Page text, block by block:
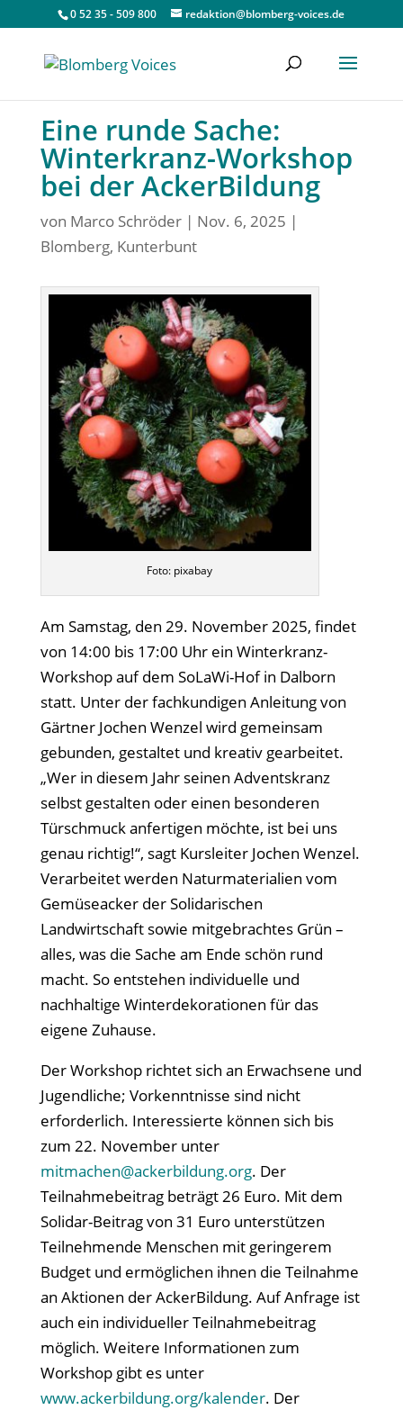
0 52 35 - 509 800 redaktion@blomberg-voices.de
Eine runde Sache:
Winterkranz-Workshop
bei der AckerBildung
von Marco Schröder| Nov. 6, 2025 |
Blomberg, Kunterbunt
Foto: pixabay
Am Samstag, den 29. November 2025, findet
von 14:00 bis 17:00 Uhr ein Winterkranz-
Workshop auf dem SoLaWi-Hof in Dalborn
statt. Unter der fachkundigen Anleitung von
Gärtner Jochen Wenzel wird gemeinsam
gebunden, gestaltet und kreativ gearbeitet.
„Wer in diesem Jahr seinen Adventskranz
selbst gestalten oder einen besonderen
Türschmuck anfertigen möchte, ist bei uns
genau richtig!“, sagt Kursleiter Jochen Wenzel.
Verarbeitet werden Naturmaterialien vom
Gemüseacker der Solidarischen
Landwirtschaft sowie mitgebrachtes Grün –
alles, was die Sache am Ende schön rund
macht. So entstehen individuelle und
nachhaltige Winterdekorationen für das
eigene Zuhause.
Der Workshop richtet sich an Erwachsene und
Jugendliche; Vorkenntnisse sind nicht
erforderlich. Interessierte können sich bis
zum 22. November unter
mitmachen@ackerbildung.org. Der
Teilnahmebeitrag beträgt 26 Euro. Mit dem
Solidar-Beitrag von 31 Euro unterstützen
Teilnehmende Menschen mit geringerem
Budget und ermöglichen ihnen die Teilnahme
an Aktionen der AckerBildung. Auf Anfrage ist
auch ein individueller Teilnahmebeitrag
möglich. Weitere Informationen zum
Workshop gibt es unter
www.ackerbildung.org/kalender. Der